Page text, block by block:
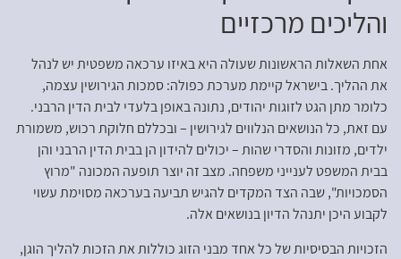
והליכים מרכזיים
אחת השאלות הראשונות שעולה היא באיזו ערכאה משפטית יש לנהל
את ההליך. בישראל קיימת מערכת כפולה: סמכות הגירושין עצמה,
כלומר מתן הגט לזוגות יהודים, נתונה באופן בלעדי לבית הדין הרבני.
עם זאת, כל הנושאים הנלווים לגירושין – ובכללם חלוקת רכוש, משמורת
ילדים, מזונות והסדרי שהות – יכולים להידון הן בבית הדין הרבני והן
בבית המשפט לענייני משפחה. מצב זה יוצר תופעה המכונה "מרוץ
הסמכויות", שבה הצד המקדים להגיש תביעה בערכאה מסוימת עשוי
לקבוע היכן יתנהל הדיון בנושאים אלה.
הזכויות הבסיסיות של כל אחד מבני הזוג כוללות את הזכות להליך הוגן,